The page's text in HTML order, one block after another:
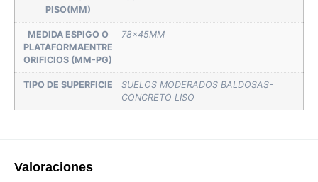
PISO(MM)
MEDIDA ESPIGO O
PLATAFORMAENTRE
ORIFICIOS (MM-PG)
78x45MM
TIPO DE SUPERFICIE
SUELOS MODERADOS BALDOSAS-
CONCRETO LISO
Valoraciones